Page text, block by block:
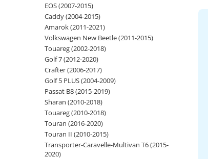
Navigatii BMW
Navigatii Mercedes
Navigatii Fiat
Navigatii Nissan
Navigatii Citroen
Navigatii Suzuki
Navigatii Mitsubishi
Navigatii Volvo
Navigatii KIA
Navigatii Renault
EOS (2007-2015)
Caddy (2004-2015)
Amarok (2011-2021)
Volkswagen New Beetle (2011-2015)
Touareg (2002-2018)
Golf 7 (2012-2020)
Crafter (2006-2017)
Golf 5 PLUS (2004-2009)
Passat B8 (2015-2019)
Sharan (2010-2018)
Touareg (2010-2018)
Touran (2016-2020)
Touran II (2010-2015)
Transporter-Caravelle-Multivan T6 (2015-
2020)